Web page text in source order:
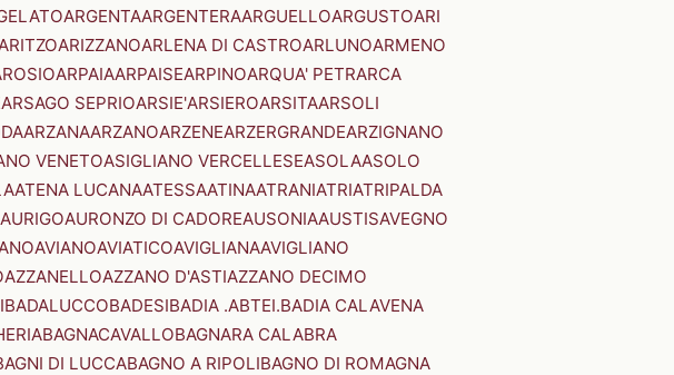
ARGENTAARGENTERAARGUELLOARGUSTOARI
ARIZZANOARLENA DI CASTROARLUNOARMENO
ARPAIAARPAISEARPINOARQUA' PETRARCA
ARSAGO SEPRIOARSIE'ARSIEROARSITAARSOLI
ARZANAARZANOARZENEARZERGRANDEARZIGNANO
VENETOASIGLIANO VERCELLESEASOLAASOLO
ATENA LUCANAATESSAATINAATRANIATRIATRIPALDA
AURIGOAURONZO DI CADOREAUSONIAAUSTISAVEGNO
AVIANOAVIATICOAVIGLIANAAVIGLIANO
AZZANELLOAZZANO D'ASTIAZZANO DECIMO
BADALUCCOBADESIBADIA .ABTEI.BADIA CALAVENA
BAGNACAVALLOBAGNARA CALABRA
DI LUCCABAGNO A RIPOLIBAGNO DI ROMAGNA